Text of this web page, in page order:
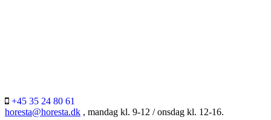
+45 35 24 80 61
horesta@horesta.dk , mandag kl. 9-12 / onsdag kl. 12-16.